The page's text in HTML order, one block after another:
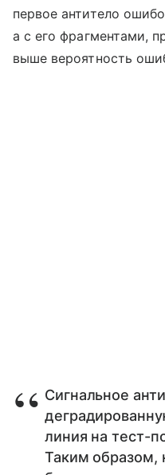
первое антитело
а с его фрагментами,
выше вероятность
Сигнальное
линия на тест-
Таким образом,